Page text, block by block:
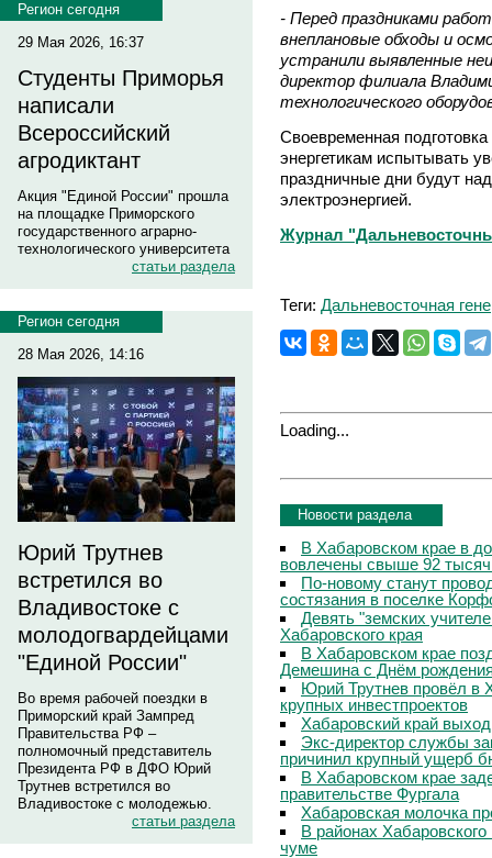
Регион сегодня
29 Мая 2026, 16:37
Студенты Приморья
написали
Всероссийский
агродиктант
Акция "Единой России" прошла
на площадке Приморского
государственного аграрно-
технологического университета
статьи раздела
Регион сегодня
28 Мая 2026, 14:16
Юрий Трутнев
встретился во
Владивостоке с
молодогвардейцами
"Единой России"
Во время рабочей поездки в
Приморский край Зампред
Правительства РФ –
полномочный представитель
Президента РФ в ДФО Юрий
Трутнев встретился во
Владивостоке с молодежью.
статьи раздела
- Перед праздниками
внеплановые обходы и
устранили выявленные
директор филиала
технологического
Своевременная
энергетикам испытывать
праздничные дни будут
электроэнергией.
Журнал
Теги: Дальневосточная
Loading...
Новости раздела
В Хабаровском крае в
вовлечены свыше 92 тысяч
По-новому станут
состязания в поселке
Девять "земских
Хабаровского края
В Хабаровском крае
Демешина с Днём
Юрий Трутнев провёл в
крупных инвестпроектов
Хабаровский край
Экс-директор службы
причинил крупный ущерб
В Хабаровском крае
правительстве Фургала
Хабаровская молочка
В районах
чуме